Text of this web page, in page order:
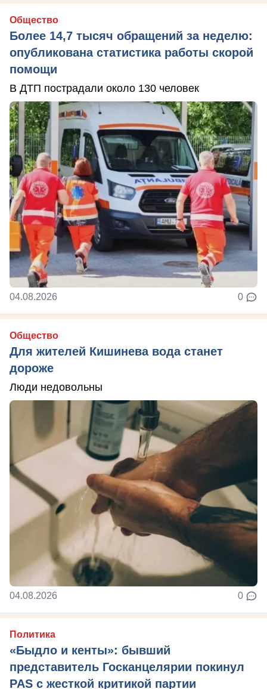
Общество
Более 14,7 тысяч обращений за неделю:
опубликована статистика работы скорой
помощи
В ДТП пострадали около 130 человек
04.08.2026 0
Общество
Для жителей Кишинева вода станет
дороже
Люди недовольны
04.08.2026 0
Политика
«Быдло и кенты»: бывший
представитель Госканцелярии покинул
PAS с жесткой критикой партии